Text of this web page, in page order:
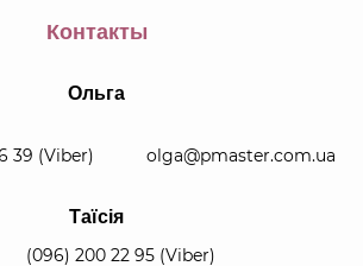
Контакты
Ольга
39 (Viber) olga@pmaster.com.ua
Таїсія
(096) 200 22 95(Viber)